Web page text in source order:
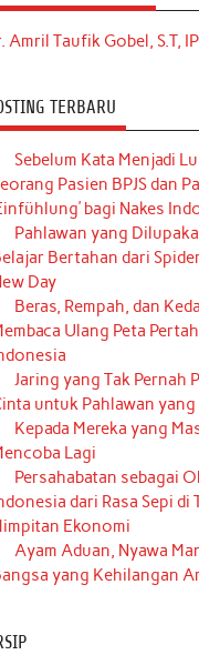
Amril Taufik Gobel, S.T,
TERBARU
Sebelum Kata Menjadi
Pasien BPJS dan
bagi Nakes
Pahlawan yang
Bertahan dari
Day
Beras, Rempah, dan
Ulang Peta
Jaring yang Tak Pernah
untuk Pahlawan yang
Kepada Mereka yang
Lagi
Persahabatan sebagai
dari Rasa Sepi di
Ekonomi
Ayam Aduan, Nyawa
yang Kehilangan